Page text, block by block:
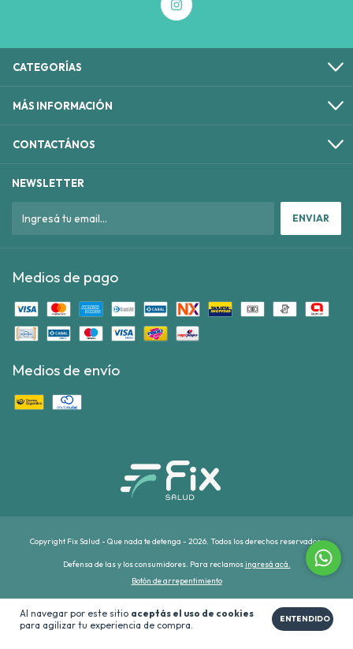
Al navegar por este sitio aceptás el uso de cookies
para agilizar tu experiencia de compra.
ENTENDIDO
CATEGORÍAS
MÁS INFORMACIÓN
CONTACTÁNOS
NEWSLETTER
Medios de pago
Medios de envío
Copyright Fix Salud - Que nada te detenga - 2026. Todos los derechos reservados.
Defensa de las y los consumidores. Para reclamosingresá acá.
Botón de arrepentimiento